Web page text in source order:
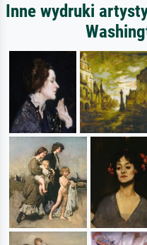
Inne wydruki